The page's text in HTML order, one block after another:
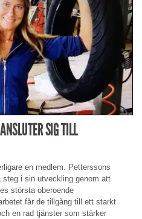
SIG TILL
en medlem. Petterssons
i sin utveckling genom att
största oberoende
får de tillgång till ett starkt
en rad tjänster som stärker